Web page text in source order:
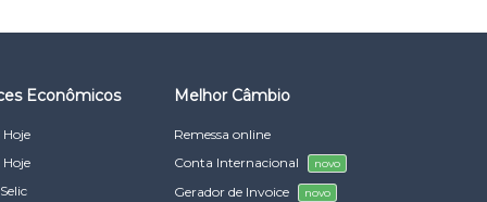
Econômicos
Hoje
Hoje
Melhor Câmbio
Remessa online
Conta Internacional
novo
Gerador de Invoice novo